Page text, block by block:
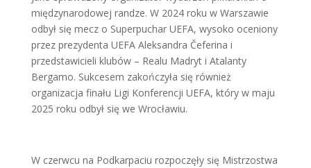
międzynarodowej randze. W 2024 roku w Warszawie
odbył się mecz o Superpuchar UEFA, wysoko oceniony
przez prezydenta UEFA Aleksandra Čeferina i
przedstawicieli klubów – Realu Madryt i Atalanty
Bergamo. Sukcesem zakończyła się również
organizacja finału Ligi Konferencji UEFA, który w maju
2025 roku odbył się we Wrocławiu.
W czerwcu na Podkarpaciu rozpoczęły się Mistrzostwa